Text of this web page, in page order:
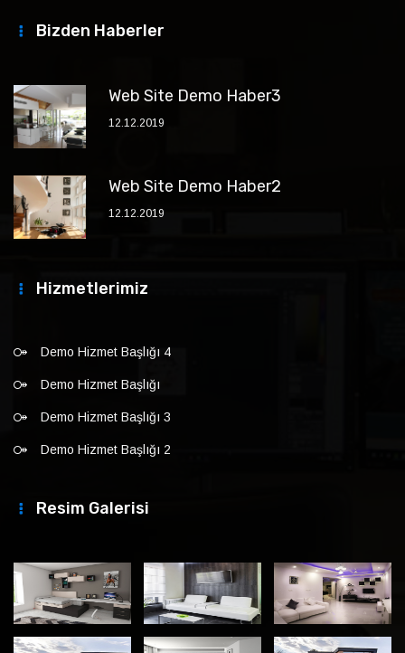
Bizden Haberler
Web Site Demo Haber3
12.12.2019
Web Site Demo Haber2
12.12.2019
Hizmetlerimiz
Demo Hizmet Başlığı 4
Demo Hizmet Başlığı
Demo Hizmet Başlığı 3
Demo Hizmet Başlığı 2
Resim Galerisi